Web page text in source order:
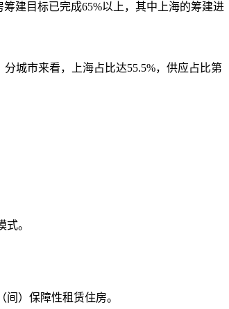
建目标已完成65%以上，其中上海的筹建进
城市来看，上海占比达55.5%，供应占比第
。
）保障性租赁住房。